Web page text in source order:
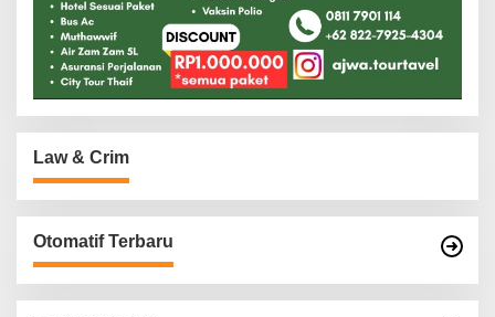
Law & Crim
Otomatif Terbaru